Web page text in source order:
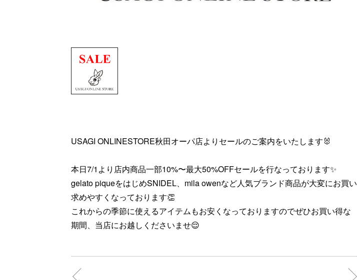
USAGI ONLINESTORE秋田オーパ店よりセールのご案内をいたします🐰
本日7/1より店内商品一部10%〜最大50%OFFセールを行なっております✨
gelato piqueをはじめSNIDEL、mila owenなど人気ブランド商品が大変にお買い
求めやすくなっております👏
これからの季節に使えるアイテムもお安くなっておりますのでぜひお買い得な
期間、当店にお越しくださいませ😌